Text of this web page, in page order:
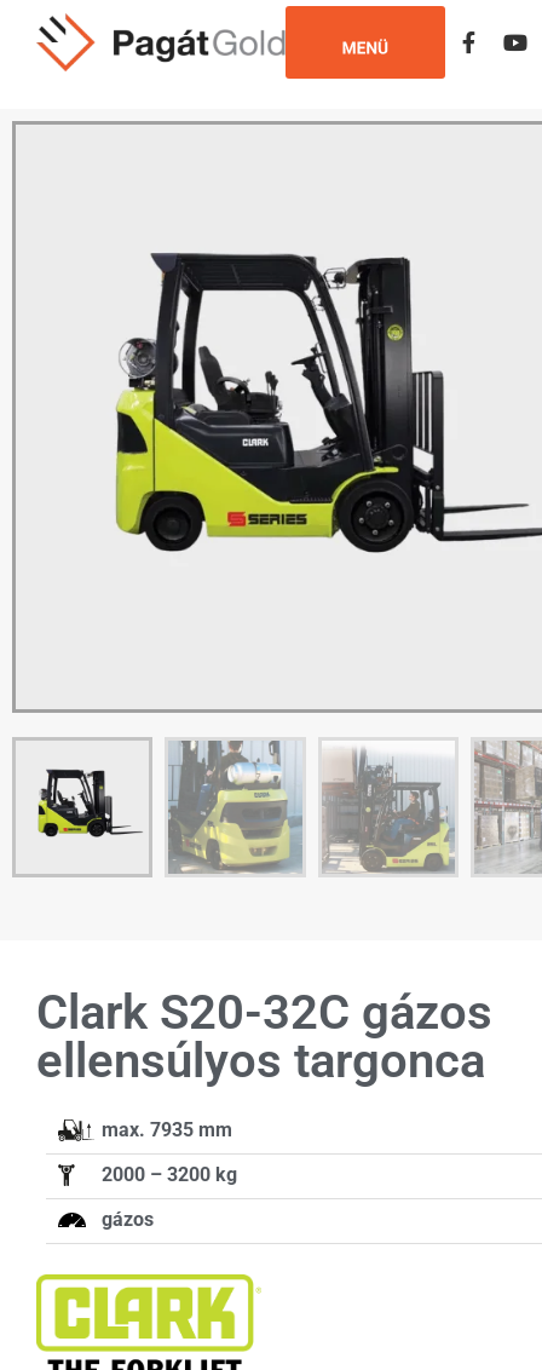
Clark S20-32C gázos
ellensúlyos targonca
max. 7935 mm
2000 – 3200 kg
gázos